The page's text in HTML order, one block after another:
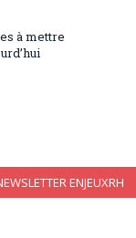
à mettre
ENJEUXRH